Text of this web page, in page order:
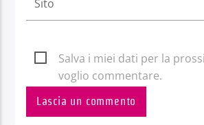
Salva i miei dati per la
voglio commentare.